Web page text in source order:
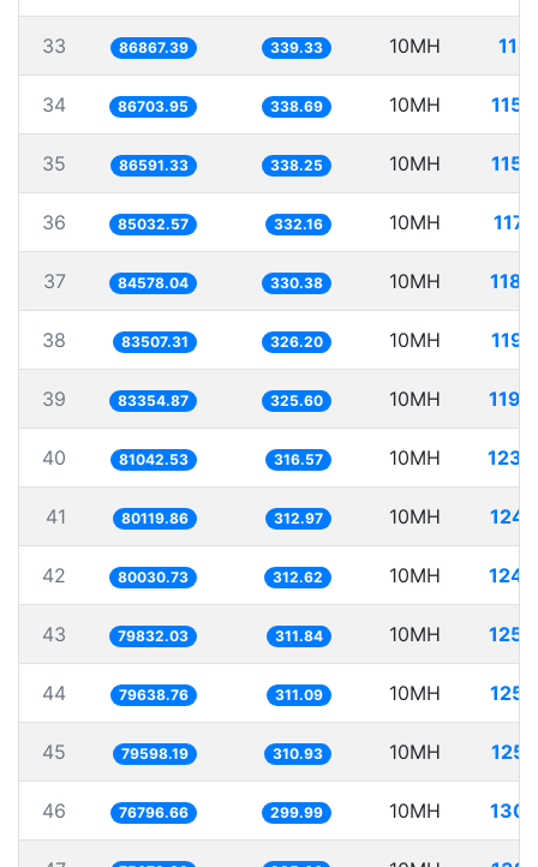
33 86867.39 339.33 10MH
34 86703.95 338.69 10MH
35 86591.33 338.25 10MH
36 85032.57 332.16 10MH
37 84578.04 330.38 10MH
38 83507.31 326.20 10MH
39 83354.87 325.60 10MH
40 81042.53 316.57 10MH
41 80119.86 312.97 10MH
42 80030.73 312.62 10MH
43 79832.03 311.84 10MH
44 79638.76 311.09 10MH
45 79598.19 310.93 10MH
46 76796.66 299.99 10MH